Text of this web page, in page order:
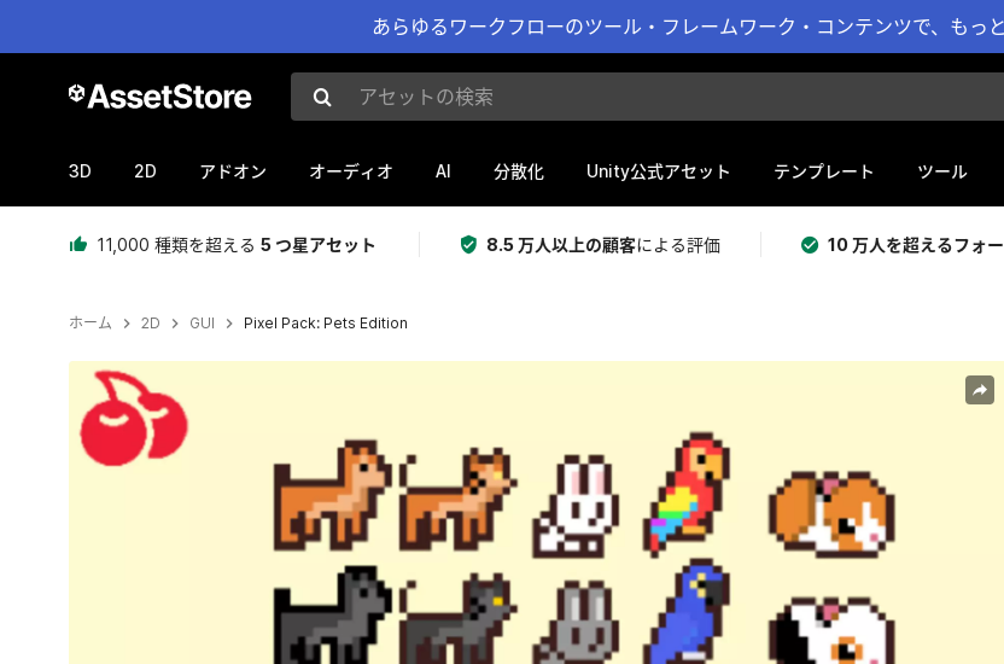
あらゆるワークフローのツール・フレームワーク・コンテンツで、もっ
アセットの検索
3D 2D アドオン オーディオ AI 分散化 Unity公式アセット テンプレート ツール
11,000 種類を超える 5 つ星アセット 8.5 万人以上の顧客による評価 10 万人を超えるフォ
ホーム 2D GUI Pixel Pack: Pets Edition
現在のスライド：1 / 3